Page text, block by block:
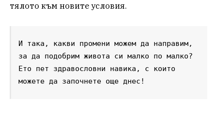
тялото към новите условия.
И така, какви промени можем да направим,
за да подобрим живота си малко по малко?
Ето пет здравословни навика, с които
можете да започнете още днес!